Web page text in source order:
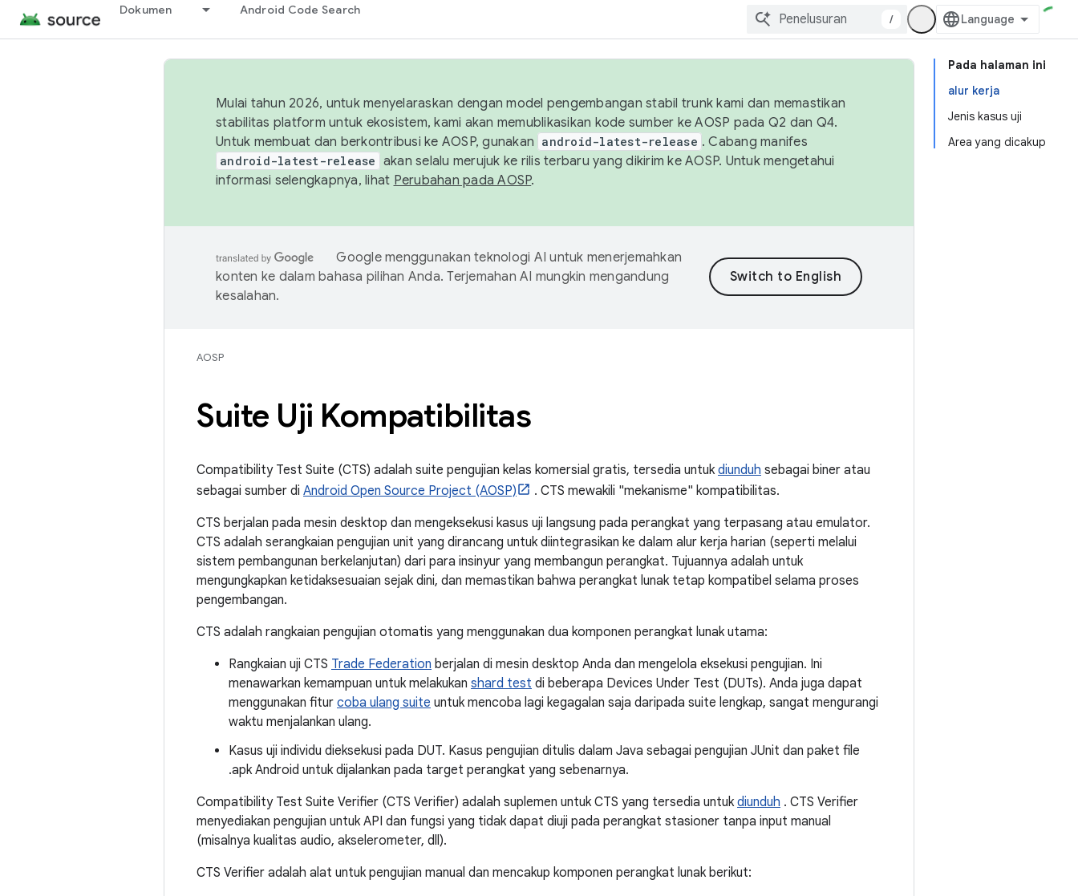
Dokumen Android Code Search
/
Pada halaman ini
alur kerja
Jenis kasus uji
Area yang dicakup
Mulai tahun 2026, untuk menyelaraskan dengan model pengembangan stabil trunk kami dan memastikan
stabilitas platform untuk ekosistem, kami akan memublikasikan kode sumber ke AOSP pada Q2 dan Q4.
Untuk membuat dan berkontribusi ke AOSP, gunakan android-latest-release . Cabang manifes
android-latest-release akan selalu merujuk ke rilis terbaru yang dikirim ke AOSP. Untuk mengetahui
informasi selengkapnya, lihat Perubahan pada AOSP.
Google menggunakan teknologi AI untuk menerjemahkan
konten ke dalam bahasa pilihan Anda. Terjemahan AI mungkin mengandung
kesalahan.
AOSP
Suite Uji Kompatibilitas
Compatibility Test Suite (CTS) adalah suite pengujian kelas komersial gratis, tersedia untuk diunduh sebagai biner atau
sebagai sumber di Android Open Source Project (AOSP)
. CTS mewakili "mekanisme" kompatibilitas.
CTS berjalan pada mesin desktop dan mengeksekusi kasus uji langsung pada perangkat yang terpasang atau emulator.
CTS adalah serangkaian pengujian unit yang dirancang untuk diintegrasikan ke dalam alur kerja harian (seperti melalui
sistem pembangunan berkelanjutan) dari para insinyur yang membangun perangkat. Tujuannya adalah untuk
mengungkapkan ketidaksesuaian sejak dini, dan memastikan bahwa perangkat lunak tetap kompatibel selama proses
pengembangan.
CTS adalah rangkaian pengujian otomatis yang menggunakan dua komponen perangkat lunak utama:
Rangkaian uji CTS Trade Federation berjalan di mesin desktop Anda dan mengelola eksekusi pengujian. Ini
menawarkan kemampuan untuk melakukan shard test di beberapa Devices Under Test (DUTs). Anda juga dapat
menggunakan fitur coba ulang suite untuk mencoba lagi kegagalan saja daripada suite lengkap, sangat mengurangi
waktu menjalankan ulang.
Kasus uji individu dieksekusi pada DUT. Kasus pengujian ditulis dalam Java sebagai pengujian JUnit dan paket file
.apk Android untuk dijalankan pada target perangkat yang sebenarnya.
Compatibility Test Suite Verifier (CTS Verifier) ​​adalah suplemen untuk CTS yang tersedia untuk diunduh . CTS Verifier
menyediakan pengujian untuk API dan fungsi yang tidak dapat diuji pada perangkat stasioner tanpa input manual
(misalnya kualitas audio, akselerometer, dll).
CTS Verifier adalah alat untuk pengujian manual dan mencakup komponen perangkat lunak berikut: